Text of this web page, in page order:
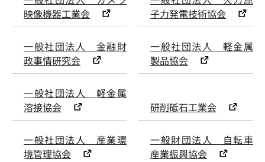
映像機器工業会
子力発電技術協会
一般社団法人 金融財
政事情研究会
一般社団法人 軽金属
製品協会
一般社団法人 軽金属
溶接協会
研削砥石工業会
一般社団法人 産業環
境管理協会
一般財団法人 自転車
産業振興協会